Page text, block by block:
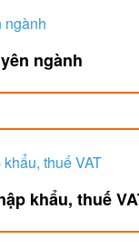
ngành
khẩu, thuế